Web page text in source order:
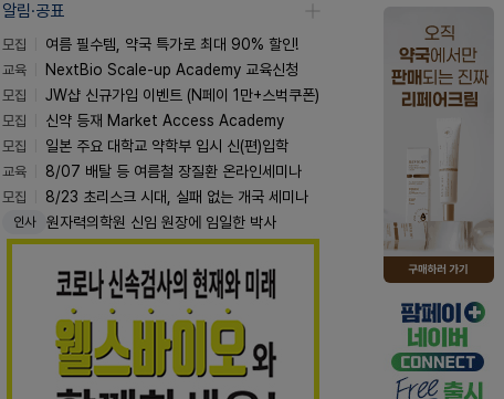
알림·공표
모집
여름 필수템, 약국 특가로 최대 90% 할인!
교육
NextBio Scale-up Academy 교육신청
모집
JW샵 신규가입 이벤트 (N페이 1만+스벅쿠폰)
모집
신약 등재 Market Access Academy
모집
일본 주요 대학교 약학부 입시 신(편)입학
교육
8/07 배탈 등 여름철 장질환 온라인세미나
모집
8/23 초리스크 시대, 실패 없는 개국 세미나
인사 원자력의학원 신임 원장에 임일한 박사